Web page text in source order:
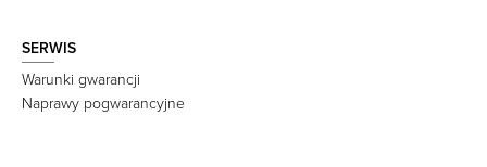
SERWIS
Warunki gwarancji
Naprawy pogwarancyjne